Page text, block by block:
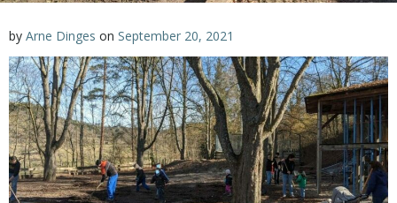
by Arne Dinges on September 20, 2021